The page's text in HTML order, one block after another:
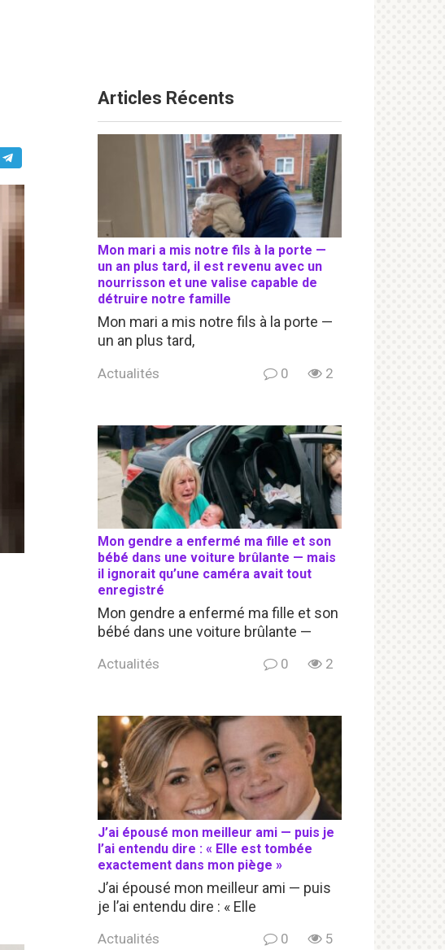
Articles Récents
Mon mari a mis notre fils à la porte —
un an plus tard, il est revenu avec un
nourrisson et une valise capable de
détruire notre famille
Mon mari a mis notre fils à la porte —
un an plus tard,
Actualités 0 2
Mon gendre a enfermé ma fille et son
bébé dans une voiture brûlante — mais
il ignorait qu’une caméra avait tout
enregistré
Mon gendre a enfermé ma fille et son
bébé dans une voiture brûlante —
Actualités 0 2
J’ai épousé mon meilleur ami — puis je
l’ai entendu dire : « Elle est tombée
exactement dans mon piège »
J’ai épousé mon meilleur ami — puis
je l’ai entendu dire : « Elle
Actualités 0 5